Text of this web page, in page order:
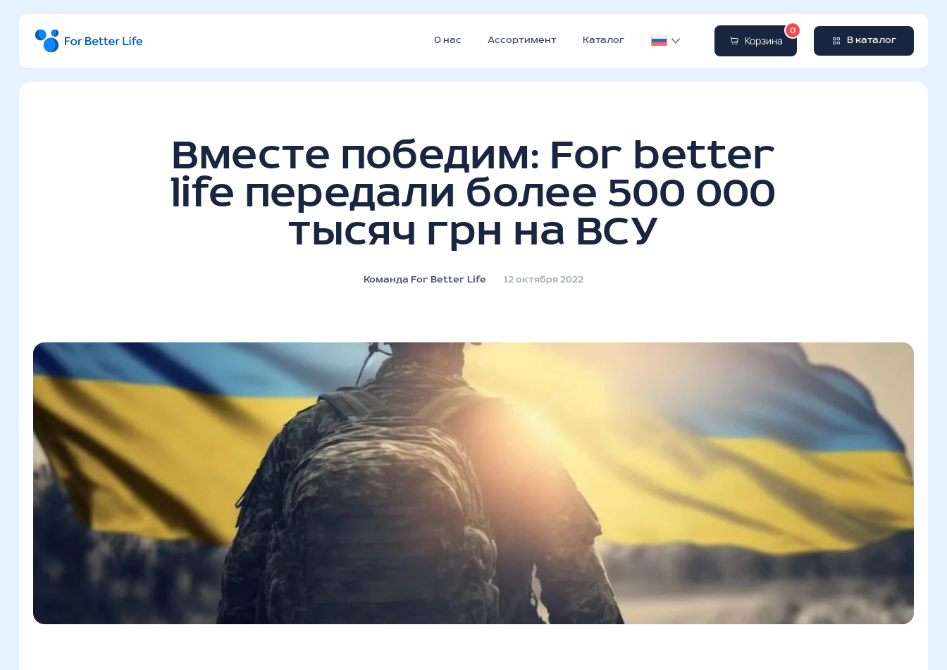
О нас Ассортимент Каталог Корзина
0
В каталог
Вместе победим: For better
life передали более 500 000
тысяч грн на ВСУ
Команда For Better Life 12 октября 2022